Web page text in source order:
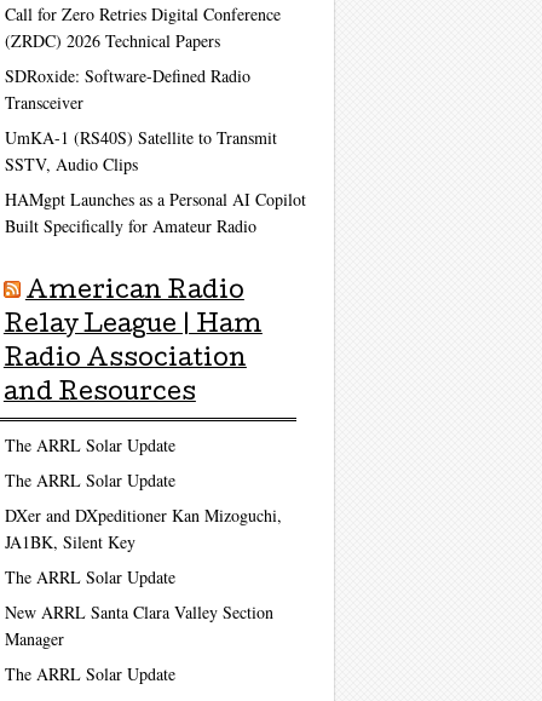
Call for Zero Retries Digital Conference
(ZRDC) 2026 Technical Papers
SDRoxide: Software-Defined Radio
Transceiver
UmKA-1 (RS40S) Satellite to Transmit
SSTV, Audio Clips
HAMgpt Launches as a Personal AI Copilot
Built Specifically for Amateur Radio
American Radio
Relay League | Ham
Radio Association
and Resources
The ARRL Solar Update
The ARRL Solar Update
DXer and DXpeditioner Kan Mizoguchi,
JA1BK, Silent Key
The ARRL Solar Update
New ARRL Santa Clara Valley Section
Manager
The ARRL Solar Update